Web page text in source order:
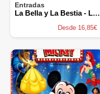
Entradas
La Bella y La Bestia - La Barbarie Teatro Musical
Desde 16,85€